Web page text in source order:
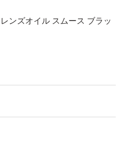
ンズオイル スムース ブラッ